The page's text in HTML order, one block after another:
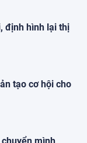
định hình lại thị
tạo cơ hội cho